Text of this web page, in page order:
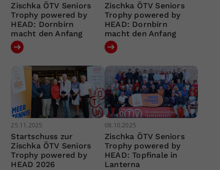
Zischka ÖTV Seniors
Trophy powered by
HEAD: Dornbirn
macht den Anfang
Zischka ÖTV Seniors
Trophy powered by
HEAD: Dornbirn
macht den Anfang
25.11.2025
Startschuss zur
Zischka ÖTV Seniors
Trophy powered by
HEAD 2026
08.10.2025
Zischka ÖTV Seniors
Trophy powered by
HEAD: Topfinale in
Lanterna